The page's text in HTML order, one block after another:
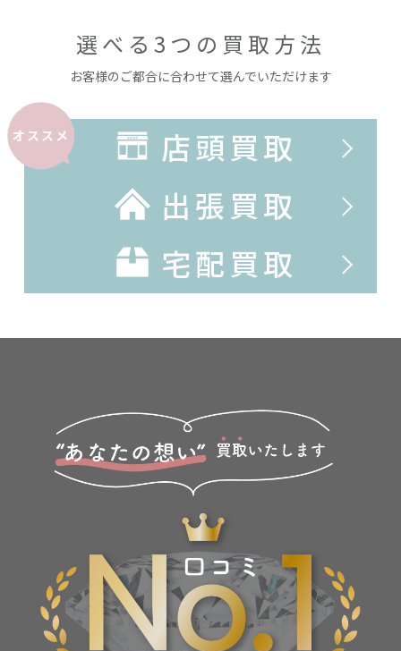
選べる3つの買取方法
お客様のご都合に合わせて選んでいただけます
オススメ
店頭買取
出張買取
宅配買取